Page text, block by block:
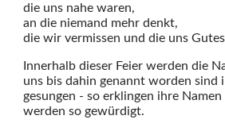
die uns nahe waren,
an die niemand mehr denkt,
die wir vermissen und die uns
Innerhalb dieser Feier werden die
uns bis dahin genannt worden sind
gesungen - so erklingen ihre
werden so gewürdigt.